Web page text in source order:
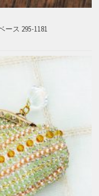
ス 295-1181